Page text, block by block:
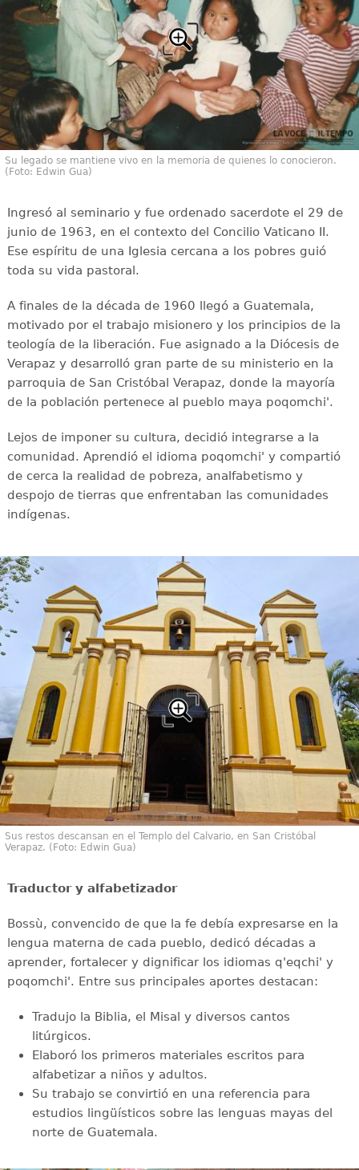
Su legado se mantiene vivo en la memoria de quienes lo conocieron.
(Foto: Edwin Gua)
Ingresó al seminario y fue ordenado sacerdote el 29 de
junio de 1963, en el contexto del Concilio Vaticano II.
Ese espíritu de una Iglesia cercana a los pobres guió
toda su vida pastoral.
A finales de la década de 1960 llegó a Guatemala,
motivado por el trabajo misionero y los principios de la
teología de la liberación. Fue asignado a la Diócesis de
Verapaz y desarrolló gran parte de su ministerio en la
parroquia de San Cristóbal Verapaz, donde la mayoría
de la población pertenece al pueblo maya poqomchi'.
Lejos de imponer su cultura, decidió integrarse a la
comunidad. Aprendió el idioma poqomchi' y compartió
de cerca la realidad de pobreza, analfabetismo y
despojo de tierras que enfrentaban las comunidades
indígenas.
Sus restos descansan en el Templo del Calvario, en San Cristóbal
Verapaz. (Foto: Edwin Gua)
Traductor y alfabetizador
Bossù, convencido de que la fe debía expresarse en la
lengua materna de cada pueblo, dedicó décadas a
aprender, fortalecer y dignificar los idiomas q'eqchi' y
poqomchi'. Entre sus principales aportes destacan:
Tradujo la Biblia, el Misal y diversos cantos
litúrgicos.
Elaboró los primeros materiales escritos para
alfabetizar a niños y adultos.
Su trabajo se convirtió en una referencia para
estudios lingüísticos sobre las lenguas mayas del
norte de Guatemala.